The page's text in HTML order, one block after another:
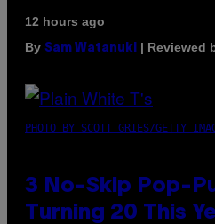
12 hours ago
By Sam Watanuki | Reviewed
PHOTO BY SCOTT GRIES/GETTY
3 No-Skip Pop-
Turning 20 This